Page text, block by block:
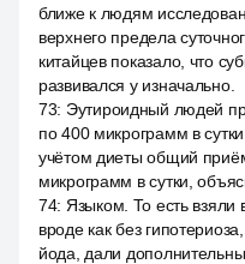
ближе к людям
верхнего предела
китайцев показало, что
развивался у изначально.
73: Эутироидный людей
по 400 микрограмм в
учётом диеты общий
микрограмм в сутки,
74: Языком. То есть взяли
вроде как без
йода, дали